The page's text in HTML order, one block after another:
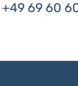
+49 69 60